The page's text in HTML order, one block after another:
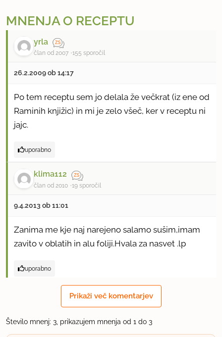
MNENJA O RECEPTU
yrla
član od 2007 155 sporočil
26.2.2009 ob 14:17
Po tem receptu sem jo delala že večkrat (iz ene od
Raminih knjižic) in mi je zelo všeč, ker v receptu ni
jajc.
uporabno
klima112
član od 2010 19 sporočil
9.4.2013 ob 11:01
Zanima me kje naj narejeno salamo sušim,imam
zavito v oblatih in alu foliji.Hvala za nasvet .lp
uporabno
član od 2005
9.4.2013 ob 14:46
Prikaži več komentarjev
Število mnenj: 3, prikazujem mnenja od 1 do 3